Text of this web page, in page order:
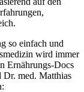
so einfach und
wird immer
Ernährungs-Docs
Dr. med. Matthias